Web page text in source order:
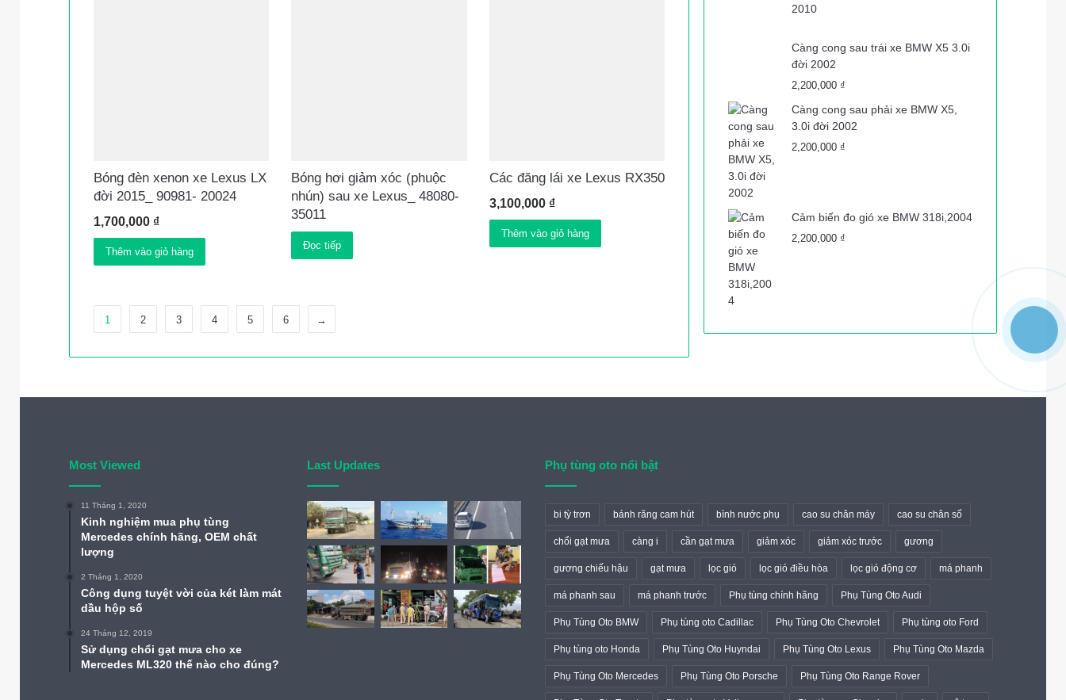
Bóng đèn xenon xe Lexus LX
đời 2015_ 90981- 20024
1,700,000 ₫
Thêm vào giỏ hàng
Bóng hơi giảm xóc (phuộc
nhún) sau xe Lexus_ 48080-
35011
Đọc tiếp
Các đăng lái xe Lexus RX350
3,100,000 ₫
Thêm vào giỏ hàng
1 2 3 4 5 6 →
2010
Càng cong sau trái xe BMW X5 3.0i
đời 2002
2,200,000 ₫
Càng cong sau phải xe BMW X5,
3.0i đời 2002
2,200,000 ₫
Cảm biến đo gió xe BMW 318i,2004
2,200,000 ₫
Most Viewed
11 Tháng 1, 2020
Kinh nghiệm mua phụ tùng
Mercedes chính hãng, OEM chất
lượng
2 Tháng 1, 2020
Công dụng tuyệt vời của két làm mát
dầu hộp số
24 Tháng 12, 2019
Sử dụng chổi gạt mưa cho xe
Mercedes ML320 thế nào cho đúng?
Last Updates Phụ tùng oto nổi bật
bi tỳ trơn bánh răng cam hút bình nước phụ cao su chân máy cao su chân số
chổi gạt mưa càng i cần gạt mưa giảm xóc giảm xóc trước gương
gương chiếu hậu gạt mưa lọc gió lọc gió điều hòa lọc gió động cơ má phanh
má phanh sau má phanh trước Phụ tùng chính hãng Phụ Tùng Oto Audi
Phụ Tùng Oto BMW Phụ tùng oto Cadillac Phụ Tùng Oto Chevrolet Phụ tùng oto Ford
Phụ tùng oto Honda Phụ Tùng Oto Huyndai Phụ Tùng Oto Lexus Phụ Tùng Oto Mazda
Phụ Tùng Oto Mercedes Phụ Tùng Oto Porsche Phụ Tùng Oto Range Rover